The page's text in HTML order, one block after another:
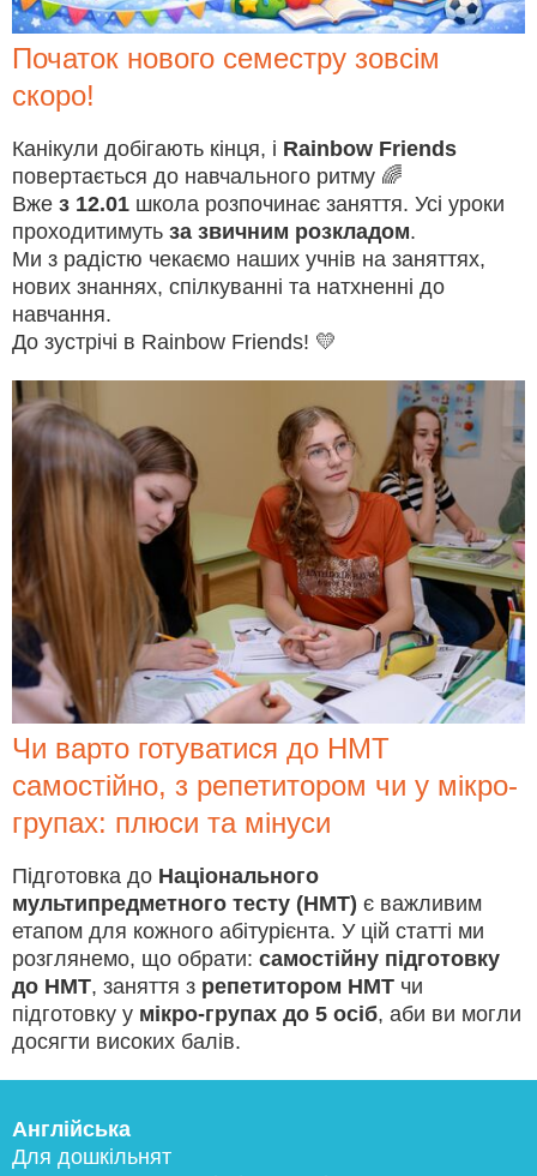
Початок нового семестру зовсім
скоро!
Канікули добігають кінця, і Rainbow Friends
повертається до навчального ритму 🌈
Вже з 12.01 школа розпочинає заняття. Усі уроки
проходитимуть за звичним розкладом.
Ми з радістю чекаємо наших учнів на заняттях,
нових знаннях, спілкуванні та натхненні до
навчання.
До зустрічі в Rainbow Friends! 💛
Чи варто готуватися до НМТ
самостійно, з репетитором чи у мікро-
групах: плюси та мінуси
Підготовка до Національного
мультипредметного тесту (НМТ) є важливим
етапом для кожного абітурієнта. У цій статті ми
розглянемо, що обрати: самостійну підготовку
до НМТ, заняття з репетитором НМТ чи
підготовку у мікро-групах до 5 осіб, аби ви могли
досягти високих балів.
Англійська
Для дошкільнят